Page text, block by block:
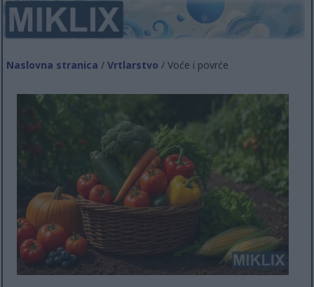
Naslovna stranica /Vrtlarstvo / Voće i povrće